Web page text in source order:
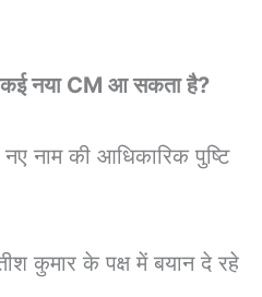
नया CM आ सकता है?
नाम की आधिकारिक पुष्टि
कुमार के पक्ष में बयान दे रहे